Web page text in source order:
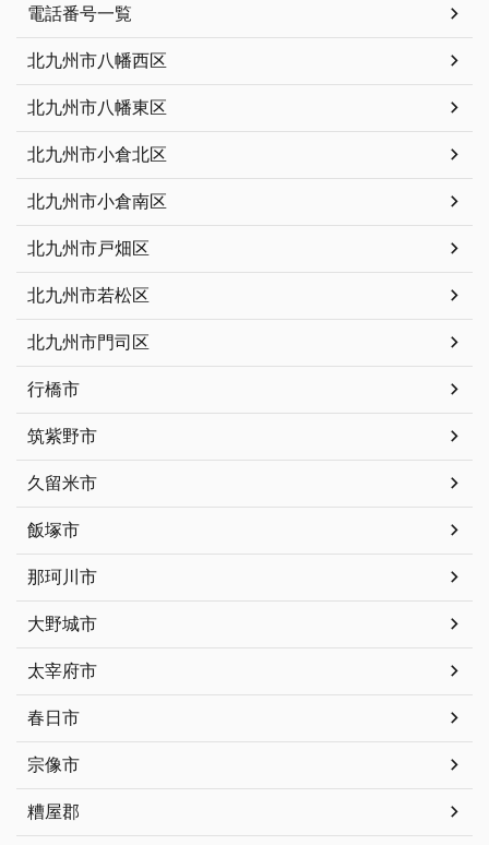
電話番号一覧
北九州市八幡西区
北九州市八幡東区
北九州市小倉北区
北九州市小倉南区
北九州市戸畑区
北九州市若松区
北九州市門司区
行橋市
筑紫野市
久留米市
飯塚市
那珂川市
大野城市
太宰府市
春日市
宗像市
糟屋郡